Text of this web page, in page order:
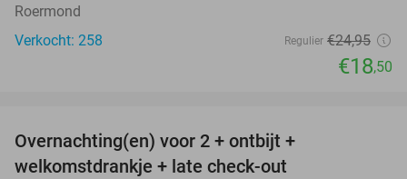
Roermond
Verkocht: 258
Regulier €24,95
€18,50
Overnachting(en) voor 2 + ontbijt +
welkomstdrankje + late check-out